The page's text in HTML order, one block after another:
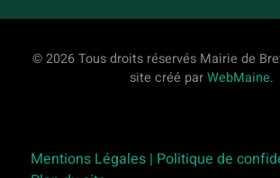
© 2026 Tous droits réservés Mairie de
site créé parWebMaine.
Mentions Légales | Politique de